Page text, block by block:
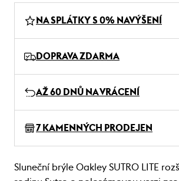
NA SPLÁTKY S 0% NAVÝŠENÍ
DOPRAVA ZDARMA
AŽ 60 DNŮ NA VRÁCENÍ
7 KAMENNÝCH PRODEJEN
Sluneční brýle Oakley SUTRO LITE